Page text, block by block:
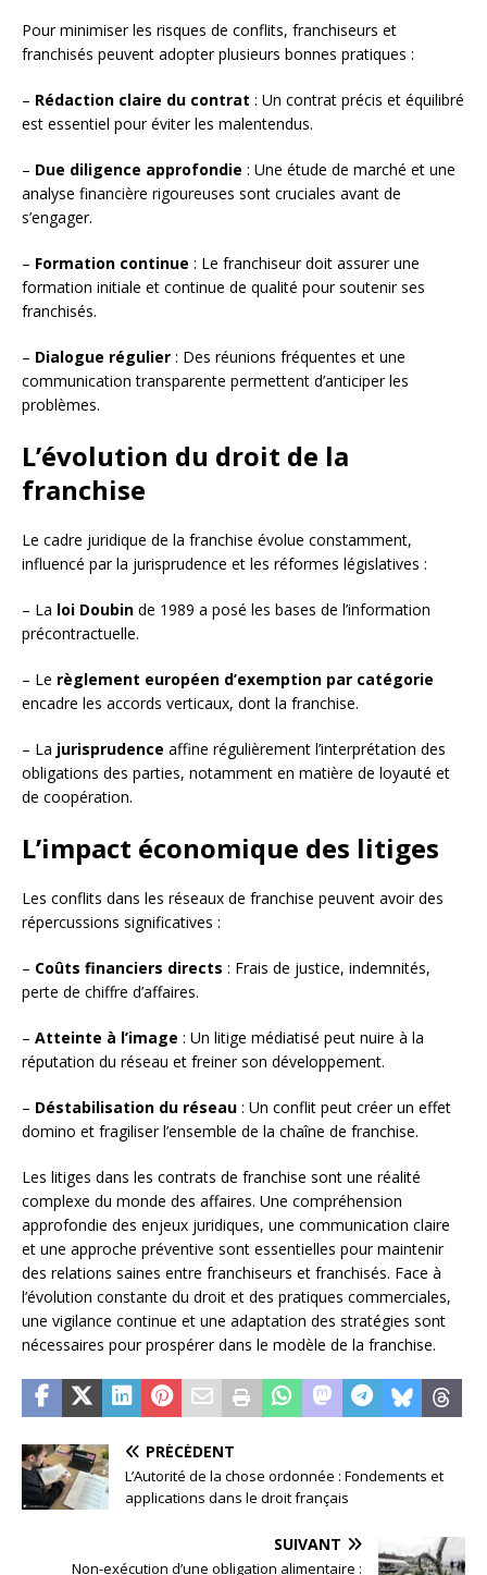
Pour minimiser les risques de conflits, franchiseurs et
franchisés peuvent adopter plusieurs bonnes pratiques :
– Rédaction claire du contrat : Un contrat précis et équilibré
est essentiel pour éviter les malentendus.
– Due diligence approfondie : Une étude de marché et une
analyse financière rigoureuses sont cruciales avant de
s’engager.
– Formation continue : Le franchiseur doit assurer une
formation initiale et continue de qualité pour soutenir ses
franchisés.
– Dialogue régulier : Des réunions fréquentes et une
communication transparente permettent d’anticiper les
problèmes.
L’évolution du droit de la
franchise
Le cadre juridique de la franchise évolue constamment,
influencé par la jurisprudence et les réformes législatives :
– La loi Doubin de 1989 a posé les bases de l’information
précontractuelle.
– Le règlement européen d’exemption par catégorie
encadre les accords verticaux, dont la franchise.
– La jurisprudence affine régulièrement l’interprétation des
obligations des parties, notamment en matière de loyauté et
de coopération.
L’impact économique des litiges
Les conflits dans les réseaux de franchise peuvent avoir des
répercussions significatives :
– Coûts financiers directs : Frais de justice, indemnités,
perte de chiffre d’affaires.
– Atteinte à l’image : Un litige médiatisé peut nuire à la
réputation du réseau et freiner son développement.
– Déstabilisation du réseau : Un conflit peut créer un effet
domino et fragiliser l’ensemble de la chaîne de franchise.
Les litiges dans les contrats de franchise sont une réalité
complexe du monde des affaires. Une compréhension
approfondie des enjeux juridiques, une communication claire
et une approche préventive sont essentielles pour maintenir
des relations saines entre franchiseurs et franchisés. Face à
l’évolution constante du droit et des pratiques commerciales,
une vigilance continue et une adaptation des stratégies sont
nécessaires pour prospérer dans le modèle de la franchise.
PRÉCÉDENT
L’Autorité de la chose ordonnée : Fondements et
applications dans le droit français
SUIVANT
Non-exécution d’une obligation alimentaire :